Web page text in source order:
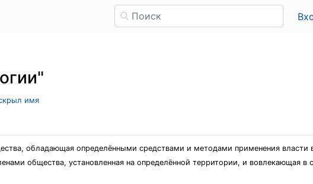
имя
обладающая определёнными средствами и методами применения власти
общества, установленная на определённой территории, и вовлекающая в